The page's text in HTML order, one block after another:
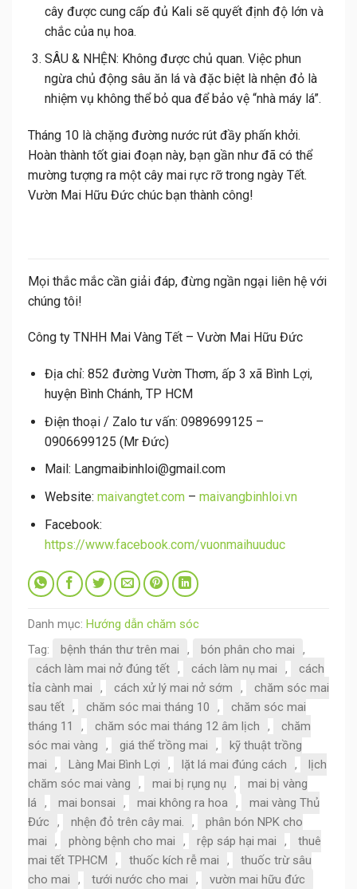
cây được cung cấp đủ Kali sẽ quyết định độ lớn và
chắc của nụ hoa.
SÂU & NHỆN: Không được chủ quan. Việc phun
ngừa chủ động sâu ăn lá và đặc biệt là nhện đỏ là
nhiệm vụ không thể bỏ qua để bảo vệ “nhà máy lá”.
Tháng 10 là chặng đường nước rút đầy phấn khởi.
Hoàn thành tốt giai đoạn này, bạn gần như đã có thể
mường tượng ra một cây mai rực rỡ trong ngày Tết.
Vườn Mai Hữu Đức chúc bạn thành công!
Mọi thắc mắc cần giải đáp, đừng ngần ngại liên hệ với
chúng tôi!
Công ty TNHH Mai Vàng Tết – Vườn Mai Hữu Đức
Địa chỉ: 852 đường Vườn Thơm, ấp 3 xã Bình Lợi,
huyện Bình Chánh, TP HCM
Điện thoại / Zalo tư vấn: 0989699125 –
0906699125 (Mr Đức)
Mail: Langmaibinhloi@gmail.com
Website: maivangtet.com– maivangbinhloi.vn
Facebook:
https://www.facebook.com/vuonmaihuuduc
Danh mục: Hướng dẫn chăm sóc
Tag:
bệnh thán thư trên mai , bón phân cho mai
,
cách làm mai nở đúng tết , cách làm nụ mai ,
cách
tỉa cành mai
, cách xử lý mai nở sớm ,
chăm sóc mai
sau tết , chăm sóc mai tháng 10 ,
chăm sóc mai
tháng 11
, chăm sóc mai tháng 12 âm lịch ,
chăm
sóc mai vàng
, giá thể trồng mai ,
kỹ thuật trồng
mai
, Làng Mai Bình Lợi , lặt lá mai đúng cách ,
lịch
chăm sóc mai vàng
, mai bị rụng nụ ,
mai bị vàng
lá , mai bonsai , mai không ra hoa ,
mai vàng Thủ
Đức
, nhện đỏ trên cây mai. ,
phân bón NPK cho
mai
, phòng bệnh cho mai , rệp sáp hại mai ,
thuê
mai tết TPHCM
, thuốc kích rễ mai ,
thuốc trừ sâu
cho mai
, tưới nước cho mai , vườn mai hữu đức